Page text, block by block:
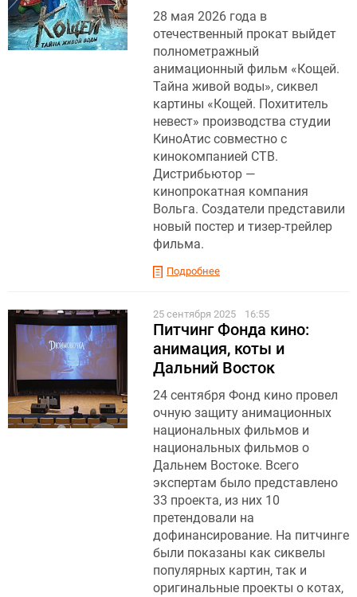
28 мая 2026 года в
отечественный прокат выйдет
полнометражный
анимационный фильм «Кощей.
Тайна живой воды», сиквел
картины «Кощей. Похититель
невест» производства студии
КиноАтис совместно с
кинокомпанией СТВ.
Дистрибьютор —
кинопрокатная компания
Вольга. Создатели представили
новый постер и тизер-трейлер
фильма.
Подробнее
25 сентября 2025 16:55
Питчинг Фонда кино:
анимация, коты и
Дальний Восток
24 сентября Фонд кино провел
очную защиту анимационных
национальных фильмов и
национальных фильмов о
Дальнем Востоке. Всего
экспертам было представлено
33 проекта, из них 10
претендовали на
дофинансирование. На питчинге
были показаны как сиквелы
популярных картин, так и
оригинальные проекты о котах,